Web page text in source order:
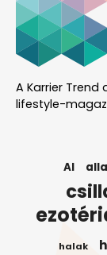
A Karrier
lifestyle-
AI
halak